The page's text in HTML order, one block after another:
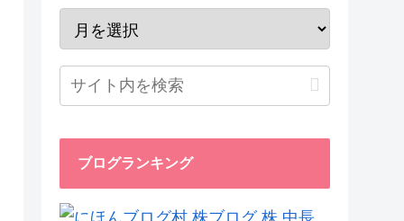
ブログランキング